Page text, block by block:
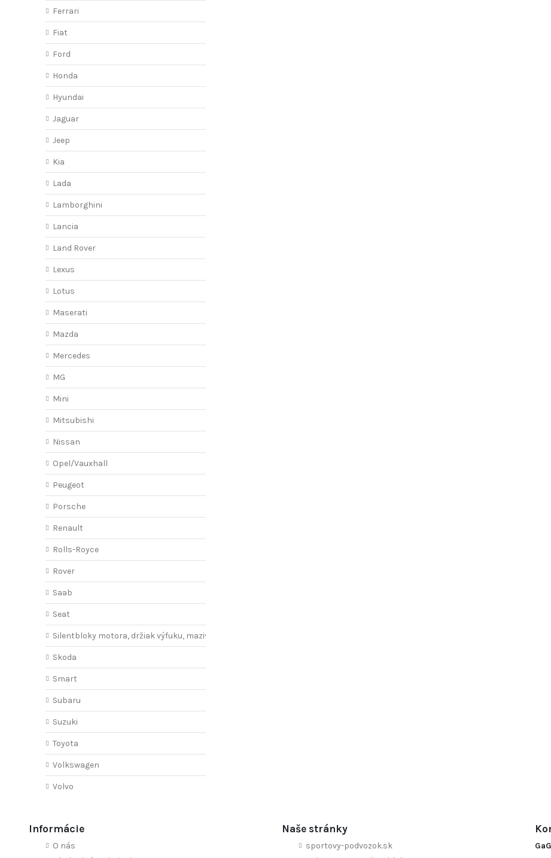
Ferrari
Fiat
Ford
Honda
Hyundai
Jaguar
Jeep
Kia
Lada
Lamborghini
Lancia
Land Rover
Lexus
Lotus
Maserati
Mazda
Mercedes
MG
Mini
Mitsubishi
Nissan
Opel/Vauxhall
Peugeot
Porsche
Renault
Rolls-Royce
Rover
Saab
Seat
Silentbloky motora, držiak výfuku, mazivo
Skoda
Smart
Subaru
Suzuki
Toyota
Volkswagen
Volvo
Informácie
O nás
Naše stránky
sportovy-podvozok.sk